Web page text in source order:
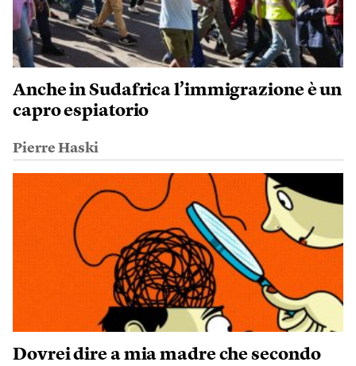
Anche in Sudafrica l’immigrazione è un
capro espiatorio
Pierre Haski
Dovrei dire a mia madre che secondo